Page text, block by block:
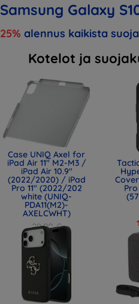
Samsung Galaxy
25% alennus kaikista
Kotelot ja
Case UNIQ Axel for
iPad Air 11" M2-M3 /
iPad Air 10.9"
(2022/2020) / iPad
Pro 11" (2022/202
white (UNIQ-
PDA11(M2)-
AXELCWHT)
28,90 €
21,68 €